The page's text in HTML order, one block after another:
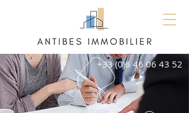
+33 (0)6 46 06 43 52